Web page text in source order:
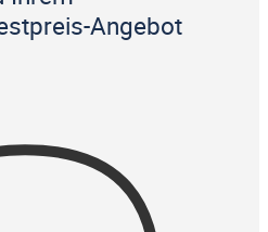
Angebot